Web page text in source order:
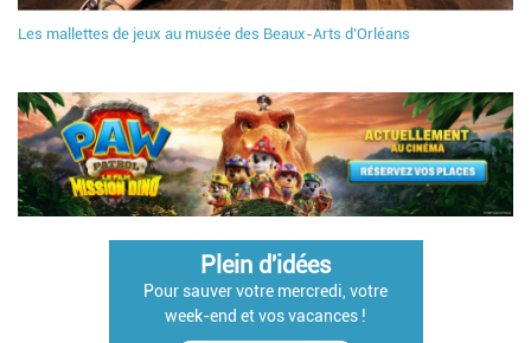
Les mallettes de jeux au musée des Beaux-Arts d’Orléans
Plein d'idées
Pour sauver votre mercredi, votre
week-end et vos vacances !